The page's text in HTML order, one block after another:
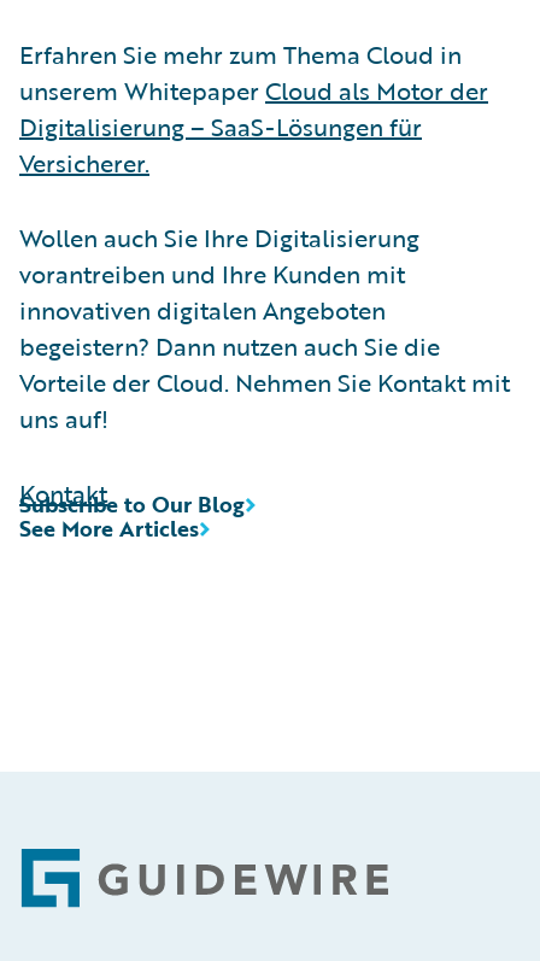
Erfahren Sie mehr zum Thema Cloud in
unserem WhitepaperCloud als Motor der
Digitalisierung – SaaS-Lösungen für
Versicherer.
Wollen auch Sie Ihre Digitalisierung
vorantreiben und Ihre Kunden mit
innovativen digitalen Angeboten
begeistern? Dann nutzen auch Sie die
Vorteile der Cloud. Nehmen Sie Kontakt mit
uns auf!
Kontakt
See More Articles
Subscribe to Our Blog
Footer